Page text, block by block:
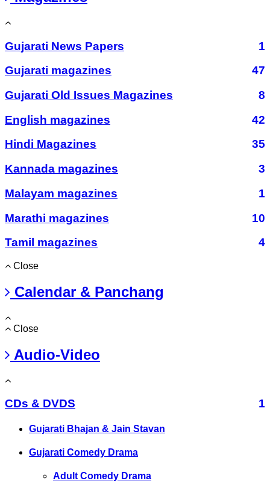
Gujarati News Papers
1
Gujarati magazines
47
Gujarati Old Issues Magazines
8
English magazines
42
Hindi Magazines
35
Kannada magazines
3
Malayam magazines
1
Marathi magazines
10
Tamil magazines
4
Close
Calendar & Panchang
Close
Audio-Video
CDs & DVDS 1
Gujarati Bhajan & Jain Stavan
Gujarati Comedy Drama
Adult Comedy Drama